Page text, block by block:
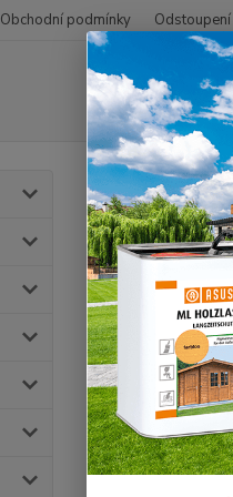
Obchodní podmínky
Úvod Spojovací
Mex